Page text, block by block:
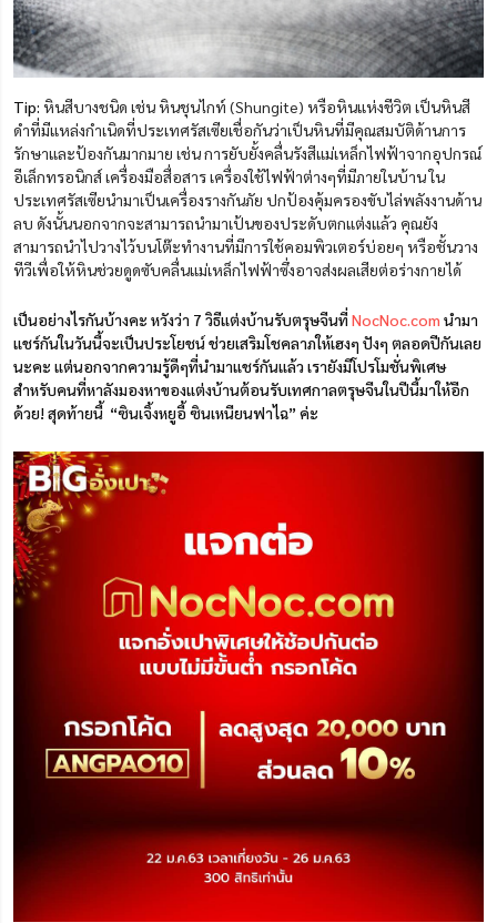
Tip: หินสีบางชนิด เช่น หินชุนไกท์ (Shungite) หรือหินแห่งชีวิต เป็นหินสี
ดำที่มีแหล่งกำเนิดที่ประเทศรัสเซียเชื่อกันว่าเป็นหินที่มีคุณสมบัติด้านการ
รักษาและป้องกันมากมาย เช่น การยับยั้งคลื่นรังสีแม่เหล็กไฟฟ้าจากอุปกรณ์
อีเล็กทรอนิกส์ เครื่องมือสื่อสาร เครื่องใช้ไฟฟ้าต่างๆที่มีภายในบ้าน ใน
ประเทศรัสเซียนำมาเป็นเครื่องรางกันภัย ปกป้องคุ้มครองขับไล่พลังงานด้าน
ลบ ดังนั้นนอกจากจะสามารถนำมาเป้นของประดับตกแต่งแล้ว คุณยัง
สามารถนำไปวางไว้บนโต๊ะทำงานที่มีการใช้คอมพิวเตอร์บ่อยๆ หรือชั้นวาง
ทีวีเพื่อให้หินช่วยดูดซับคลื่นแม่เหล็กไฟฟ้าซึ่งอาจส่งผลเสียต่อร่างกายได้
เป็นอย่างไรกันบ้างคะ หวังว่า 7 วิธีแต่งบ้านรับตรุษจีนที่NocNoc.com นำมา
แชร์กันในวันนี้จะเป็นประโยชน์ ช่วยเสริมโชคลาภให้เฮงๆ ปังๆ ตลอดปีกันเลย
นะคะ แต่นอกจากความรู้ดีๆที่นำมาแชร์กันแล้ว เรายังมีโปรโมชั่นพิเศษ
สำหรับคนที่หาลังมองหาของแต่งบ้านต้อนรับเทศกาลตรุษจีนในปีนี้มาให้อีก
ด้วย! สุดท้ายนี้ “ซินเจิ้งหยูอี้ ซินเหนียนฟาไฉ” ค่ะ